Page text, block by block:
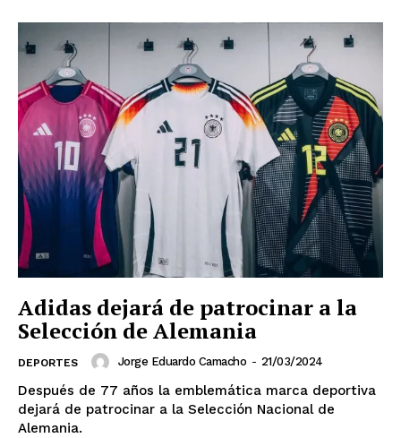
Adidas dejará de patrocinar a la
Selección de Alemania
DEPORTES Jorge Eduardo Camacho - 21/03/2024
Después de 77 años la emblemática marca deportiva
dejará de patrocinar a la Selección Nacional de
Alemania.